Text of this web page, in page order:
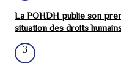
La POHDH publie son
situation des droits
3